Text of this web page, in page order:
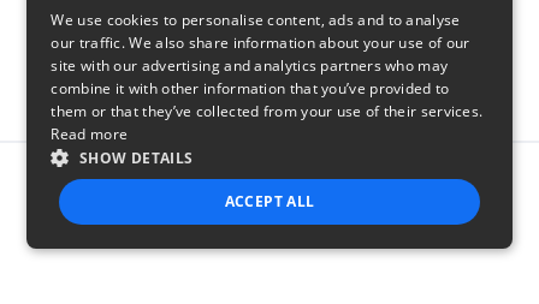
$23 $23
Report this product
We use cookies to personalise content, ads and to analyse
our traffic. We also share information about your use of our
site with our advertising and analytics partners who may
combine it with other information that you’ve provided to
them or that they’ve collected from your use of their services.
Read more
SHOW DETAILS
ACCEPT ALL
STRICTLY NECESSARY PERFORMANCE